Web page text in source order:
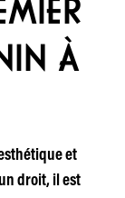
À
et
droit, il est